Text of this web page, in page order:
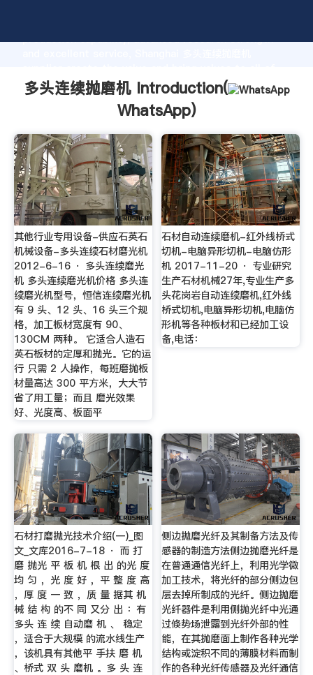
production capability, advanced research strength
customers.
多头连续抛磨机 Introduction(
WhatsApp)
其他行业专用设备-供应石英石
机械设备-多头连续石材磨光机
2012-6-16 · 多头连续磨光
机 多头连续磨光机价格 多头连
续磨光机型号，恒信连续磨光机
有 9 头、12 头、16 头三个规
格，加工板材宽度有 90、
130CM 两种。 它适合人造石
英石板材的定厚和抛光。它的运
行 只需 2 人操作，每班磨抛板
材量高达 300 平方米，大大节
省了用工量；而且 磨光效果
好、光度高、板面平
石材自动连续磨机-红外线桥式
切机-电脑异形切机-电脑仿形
机 2017-11-20 · 专业研究
生产石材机械27年,专业生产多
头花岗岩自动连续磨机,红外线
桥式切机,电脑异形切机,电脑仿
形机等各种板材和已经加工设
备,电话：
石材打磨抛光技术介绍(一)_图
文_文库2016-7-18 · 而 打
磨 抛光 平 板 机 根 出 的光 度
均 匀 ，光 度 好 ，平 整 度 高
，厚 度 一 致 ，质 量 据其 机
械 结 构 的不 同 又分 出 ：有
多头 连 续 自动磨 机 、 稳定
，适合于大规模 的流水线生产
，该机具有其他平 手扶 磨 机
、桥式 双 头 磨机 。多 头 连
侧边抛磨光纤及其制备方法及传
感器的制造方法侧边抛磨光纤是
在普通通信光纤上，利用光学微
加工技术，将光纤的部分侧边包
层去掉所制成的光纤。侧边抛磨
光纤器件是利用侧抛光纤中光通
过倏势场泄露到光纤外部的性
能，在其抛磨面上制作各种光学
结构或淀积不同的薄膜材料而制
作的各种光纤传感器及光纤通信